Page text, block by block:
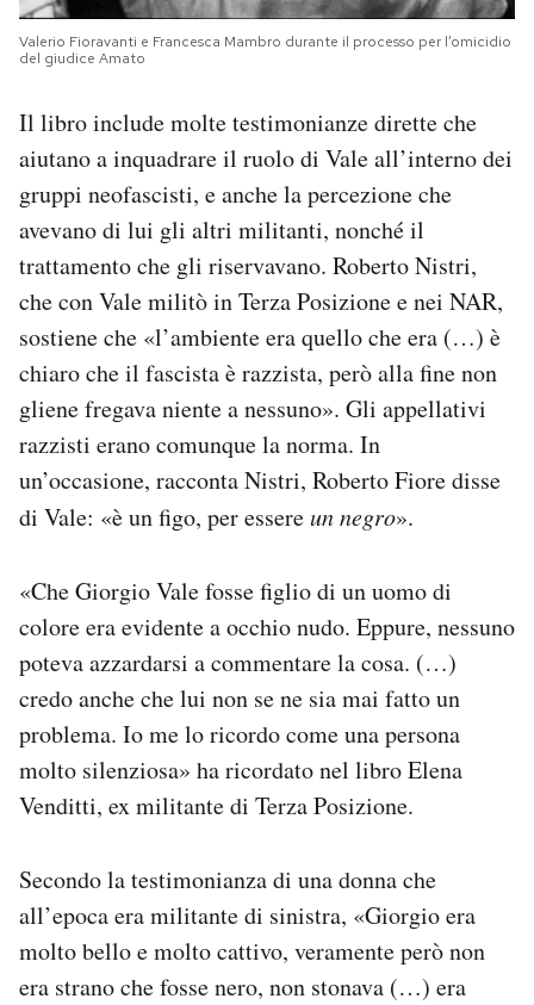
Valerio Fioravanti e Francesca Mambro durante il processo per l’omicidio
del giudice Amato
Il libro include molte testimonianze dirette che
aiutano a inquadrare il ruolo di Vale all’interno dei
gruppi neofascisti, e anche la percezione che
avevano di lui gli altri militanti, nonché il
trattamento che gli riservavano. Roberto Nistri,
che con Vale militò in Terza Posizione e nei NAR,
sostiene che «l’ambiente era quello che era (…) è
chiaro che il fascista è razzista, però alla fine non
gliene fregava niente a nessuno». Gli appellativi
razzisti erano comunque la norma. In
un’occasione, racconta Nistri, Roberto Fiore disse
di Vale: «è un figo, per essereun negro».
«Che Giorgio Vale fosse figlio di un uomo di
colore era evidente a occhio nudo. Eppure, nessuno
poteva azzardarsi a commentare la cosa. (…)
credo anche che lui non se ne sia mai fatto un
problema. Io me lo ricordo come una persona
molto silenziosa» ha ricordato nel libro Elena
Venditti, ex militante di Terza Posizione.
Secondo la testimonianza di una donna che
all’epoca era militante di sinistra, «Giorgio era
molto bello e molto cattivo, veramente però non
era strano che fosse nero, non stonava (…) era